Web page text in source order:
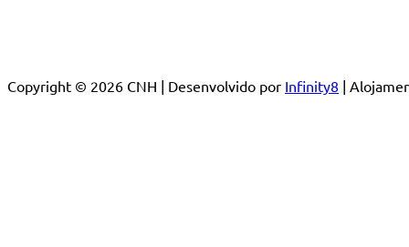
Copyright © 2026 CNH | Desenvolvido por Infinity8 |